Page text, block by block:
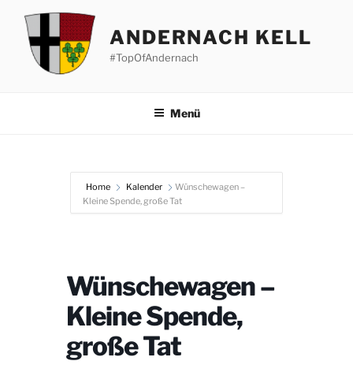
Inhalt
springen
ANDERNACH KELL
#TopOfAndernach
Menü
Home Kalender
Wünschewagen –
Kleine Spende, große Tat
Wünschewagen –
Kleine Spende,
große Tat